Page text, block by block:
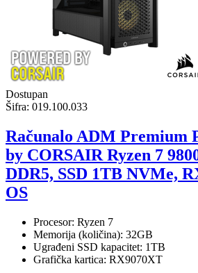
Dostupan
Šifra: 019.100.033
Računalo ADM Premium
by CORSAIR Ryzen 7
DDR5, SSD 1TB NVMe,
OS
Procesor: Ryzen 7
Memorija (količina): 32GB
Ugrađeni SSD kapacitet: 1TB
Grafička kartica: RX9070XT